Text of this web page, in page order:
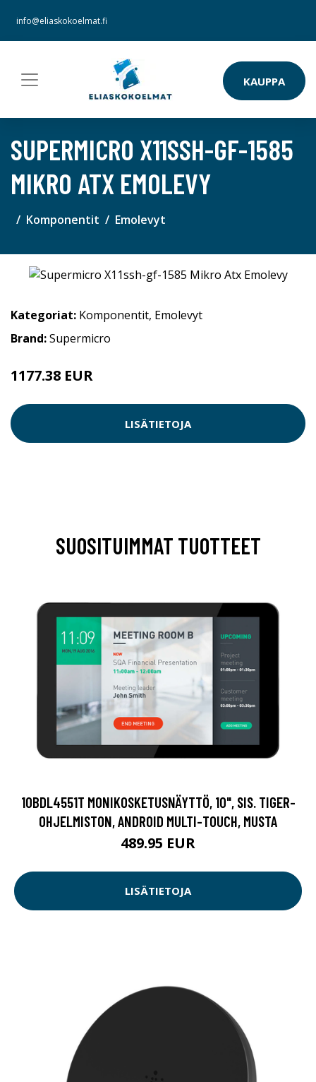
info@eliaskokoelmat.fi
KAUPPA
SUPERMICRO X11SSH-GF-1585
MIKRO ATX EMOLEVY
Komponentit Emolevyt
Kategoriat: Komponentit, Emolevyt
Brand:Supermicro
1177.38 EUR
LISÄTIETOJA
SUOSITUIMMAT TUOTTEET
10BDL4551T MONIKOSKETUSNÄYTTÖ, 10", SIS. TIGER-
OHJELMISTON, ANDROID MULTI-TOUCH, MUSTA
489.95 EUR
LISÄTIETOJA